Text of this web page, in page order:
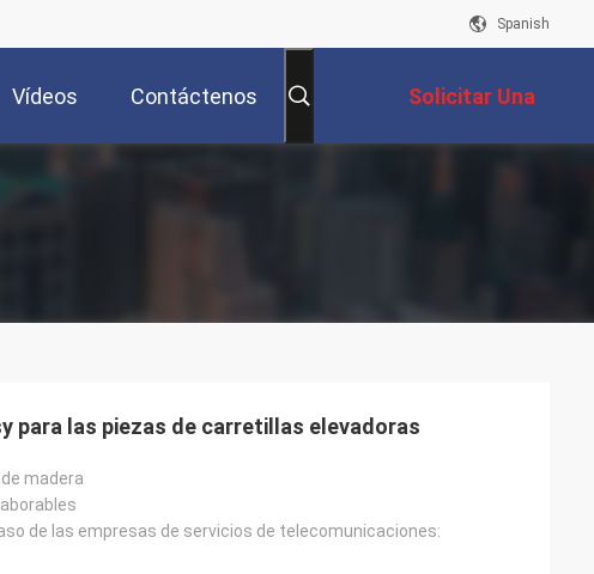
Spanish
Vídeos Contáctenos Solicitar Una
Cotización
para las piezas de carretillas elevadoras
madera
de las empresas de servicios de telecomunicaciones: